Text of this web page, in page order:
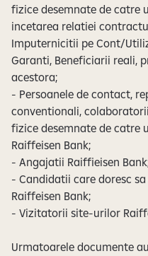
fizice desemnate de catre
incetarea relatiei
Imputernicitii pe Cont/
Garanti, Beneficiarii reali,
acestora;
- Persoanele de contact,
conventionali,
fizice desemnate de catre
Raiffeisen Bank;
- Angajatii Raiffieisen
- Candidatii care doresc
Raiffeisen Bank;
- Vizitatorii site-urilor
Urmatoarele documente